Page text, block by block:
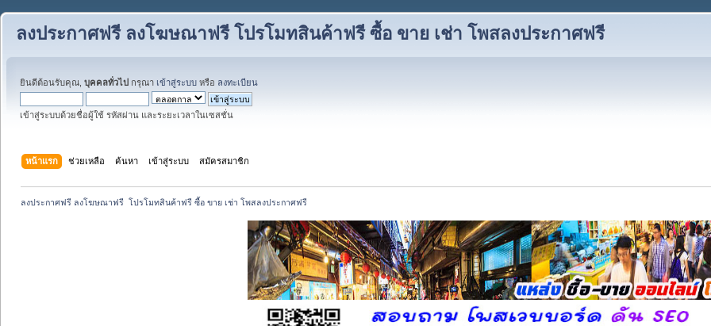
ลงประกาศฟรี ลงโฆษณาฟรี โปรโมทสินค้าฟรี ซื้อ ขาย เช่า โพสลงประกาศฟรี
ยินดีต้อนรับคุณ, บุคคลทั่วไป กรุณา เข้าสู่ระบบ หรือ ลงทะเบียน
เข้าสู่ระบบด้วยชื่อผู้ใช้ รหัสผ่าน และระยะเวลาในเซสชั่น
หน้าแรก ช่วยเหลือ ค้นหา เข้าสู่ระบบ สมัครสมาชิก
ลงประกาศฟรี ลงโฆษณาฟรี  โปรโมทสินค้าฟรี ซื้อ ขาย เช่า โพสลงประกาศฟรี